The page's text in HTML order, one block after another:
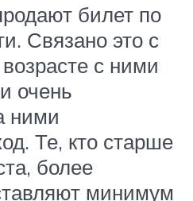
билет по
Связано это с
с ними
очень
ними
Те, кто старше
более
минимум